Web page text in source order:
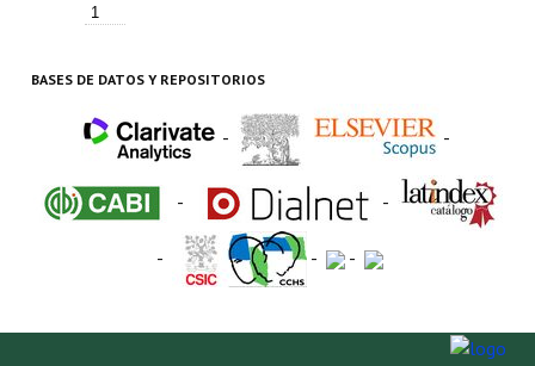
1
BASES DE DATOS Y REPOSITORIOS
- -
- -
- - -